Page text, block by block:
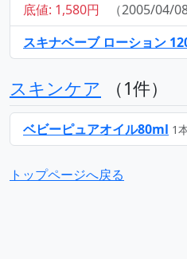
底値: 1,580円
（2005/04/
スキナベーブ ローション
スキンケア （1件）
ベビーピュアオイル80ml 1
トップページへ戻る